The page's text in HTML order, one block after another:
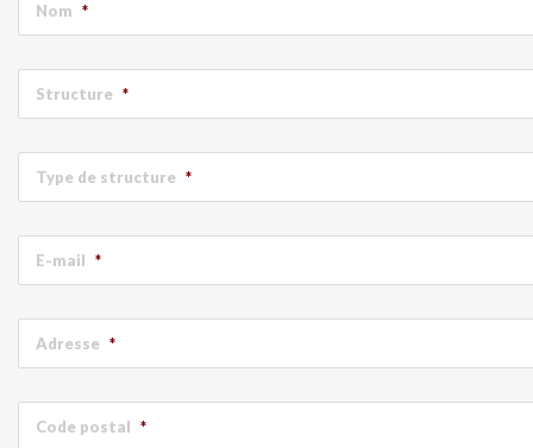
Nom *
Structure *
Type de structure *
E-mail *
Adresse *
Code postal *